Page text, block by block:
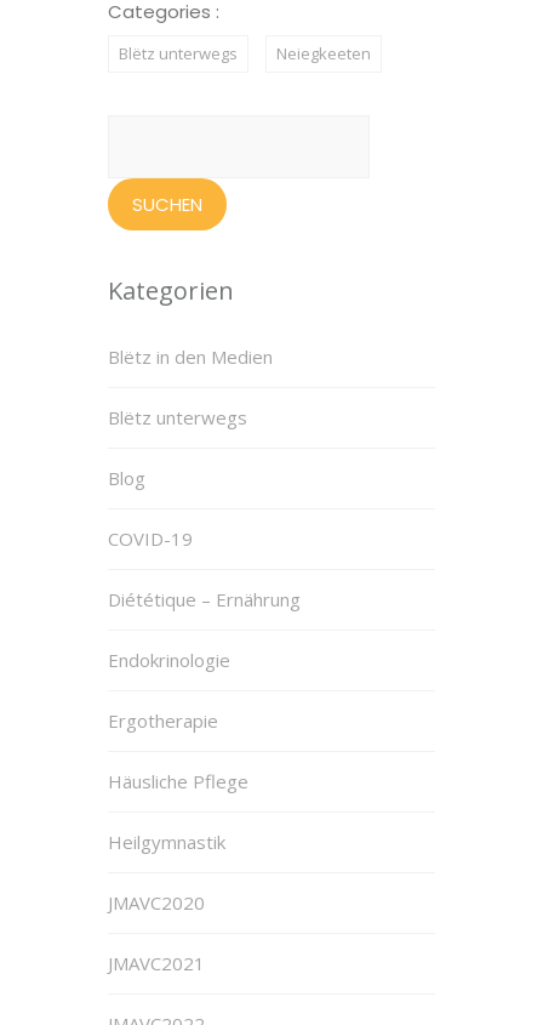
Categories :
Blëtz unterwegs Neiegkeeten
Kategorien
Blëtz in den Medien
Blëtz unterwegs
Blog
COVID-19
Diététique – Ernährung
Endokrinologie
Ergotherapie
Häusliche Pflege
Heilgymnastik
JMAVC2020
JMAVC2021